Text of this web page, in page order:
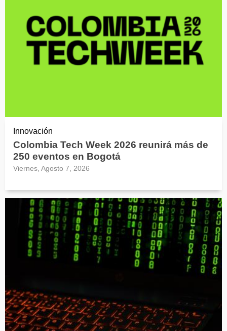
Innovación
Colombia Tech Week 2026 reunirá más de
250 eventos en Bogotá
Viernes, Agosto 7, 2026